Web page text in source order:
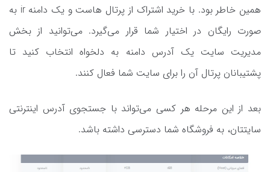
همین خاطر بود. با خرید اشتراک از پرتال هاست و یک دامنه ir به
صورت رایگان در اختیار شما قرار می‌گیرد. می‌توانید از بخش
مدیریت سایت یک آدرس دامنه به دلخواه انتخاب کنید تا
پشتیبانان پرتال آن را برای سایت شما فعال کنند.
بعد از این مرحله هر کسی می‌تواند با جستجوی آدرس اینترنتی
سایتتان، به فروشگاه شما دسترسی داشته باشد.